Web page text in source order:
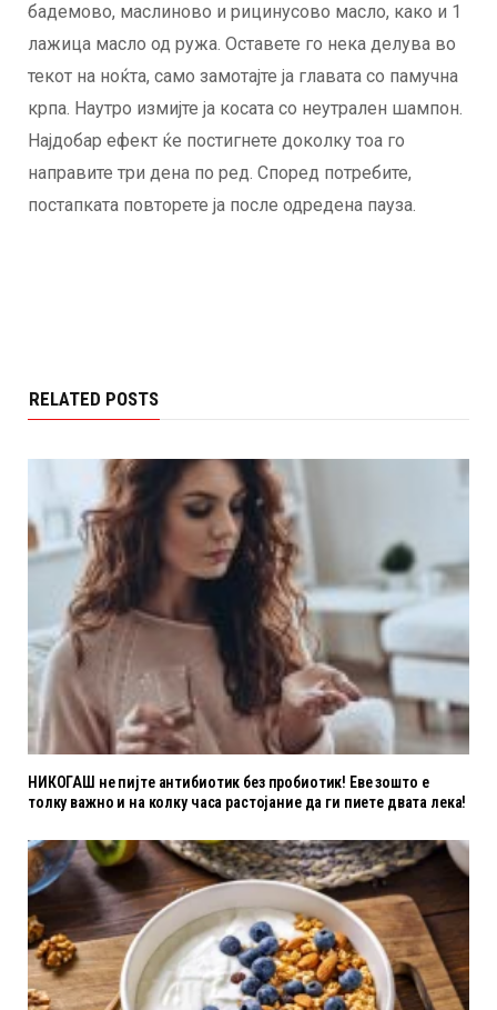
бадемово, маслиново и рицинусово масло, како и 1
лажица масло од ружа. Оставете го нека делува во
текот на ноќта, само замотајте ја главата со памучна
крпа. Наутро измијте ја косата со неутрален шампон.
Најдобар ефект ќе постигнете доколку тоа го
направите три дена по ред. Според потребите,
постапката повторете ја после одредена пауза.
RELATED POSTS
НИКОГАШ не пијте антибиотик без пробиотик! Еве зошто е
толку важно и на колку часа растојание да ги пиете двата лека!